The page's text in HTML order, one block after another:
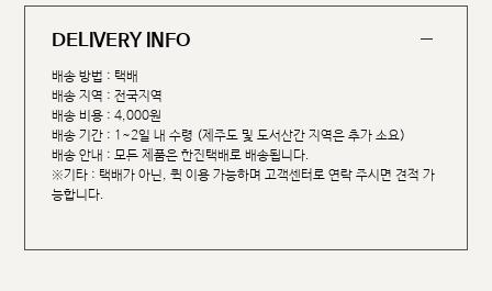
DELIVERY INFO
배송 방법 : 택배
배송 지역 : 전국지역
배송 비용 : 4,000원
배송 기간 : 1~2일 내 수령 (제주도 및 도서산간 지역은 추가 소요)
배송 안내 : 모든 제품은 한진택배로 배송됩니다.
※기타 : 택배가 아닌, 퀵 이용 가능하며 고객센터로 연락 주시면 견적 가
능합니다.